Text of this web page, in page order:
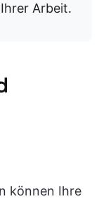
Arbeit.
können Ihre